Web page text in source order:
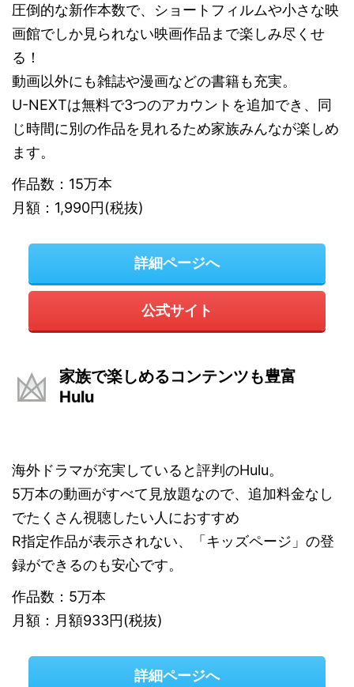
圧倒的な新作本数で、ショートフィルムや小さな映
画館でしか見られない映画作品まで楽しみ尽くせ
る！
動画以外にも雑誌や漫画などの書籍も充実。
U-NEXTは無料で3つのアカウントを追加でき、同
じ時間に別の作品を見れるため家族みんなが楽しめ
ます。
作品数：15万本
月額：1,990円(税抜)
詳細ページへ
公式サイト
家族で楽しめるコンテンツも豊富
Hulu
海外ドラマが充実していると評判のHulu。
5万本の動画がすべて見放題なので、追加料金なし
でたくさん視聴したい人におすすめ
R指定作品が表示されない、「キッズページ」の登
録ができるのも安心です。
作品数：5万本
月額：月額933円(税抜)
詳細ページへ